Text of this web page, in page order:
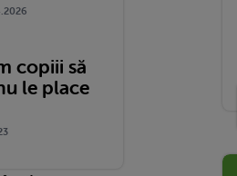
copiii să
le place